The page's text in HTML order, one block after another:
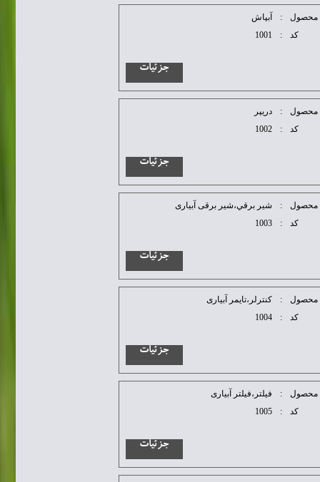
محصول :
آبپاش
کد
:
1001
جزئیات
محصول :
دريپر
کد
:
1002
جزئیات
محصول :
شير برقي،شیر برقی آبیاری
کد
:
1003
جزئیات
محصول :
كنترلر،تایمر آبیاری
کد
:
1004
جزئیات
محصول :
فيلتر،فیلتر آبیاری
کد
:
1005
جزئیات